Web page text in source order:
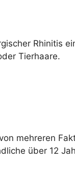
Rhinitis
Tierhaare.
mehreren
über 12